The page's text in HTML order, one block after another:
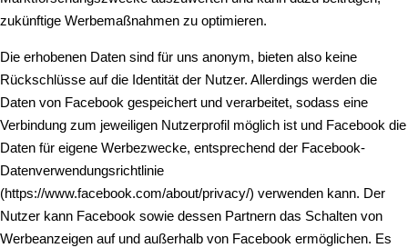
zukünftige Werbemaßnahmen zu optimieren.
Die erhobenen Daten sind für uns anonym, bieten also keine
Rückschlüsse auf die Identität der Nutzer. Allerdings werden die
Daten von Facebook gespeichert und verarbeitet, sodass eine
Verbindung zum jeweiligen Nutzerprofil möglich ist und Facebook die
Daten für eigene Werbezwecke, entsprechend der Facebook-
Datenverwendungsrichtlinie
(https://www.facebook.com/about/privacy/) verwenden kann. Der
Nutzer kann Facebook sowie dessen Partnern das Schalten von
Werbeanzeigen auf und außerhalb von Facebook ermöglichen. Es